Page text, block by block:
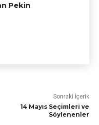
Pekin
Sonraki İçerik
14 Mayıs Seçimleri ve
Söylenenler